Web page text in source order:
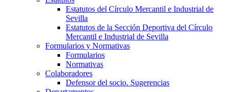
Estatutos del Círculo Mercantil e Industrial de
Sevilla
Estatutos de la Sección Deportiva del Círculo
Mercantil e Industrial de Sevilla
Formularios y Normativas
Formularios
Normativas
Colaboradores
Defensor del socio. Sugerencias